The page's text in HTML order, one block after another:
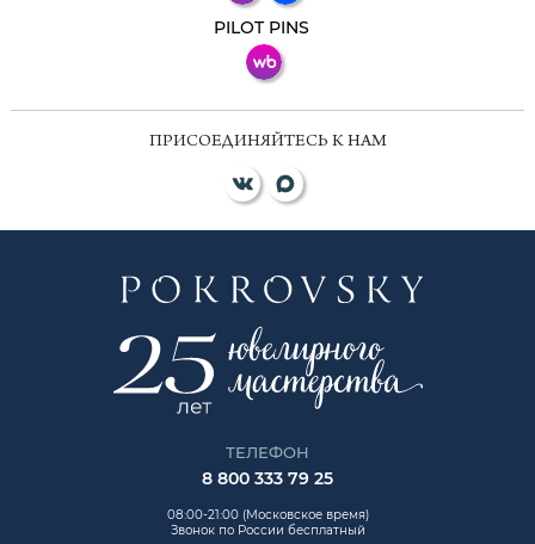
PILOT PINS
ПРИСОЕДИНЯЙТЕСЬ К НАМ
ТЕЛЕФОН
8 800 333 79 25
08:00-21:00 (Московское время)
Звонок по России бесплатный